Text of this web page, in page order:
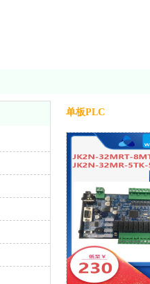
单板PLC